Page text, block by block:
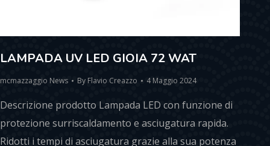
LAMPADA UV LED GIOIA 72 WAT
mcmazzaggio News By Flavio Creazzo 4 Maggio 2024
Descrizione prodotto Lampada LED con funzione di
protezione surriscaldamento e asciugatura rapida.
Ridotti i tempi di asciugatura grazie alla sua potenza